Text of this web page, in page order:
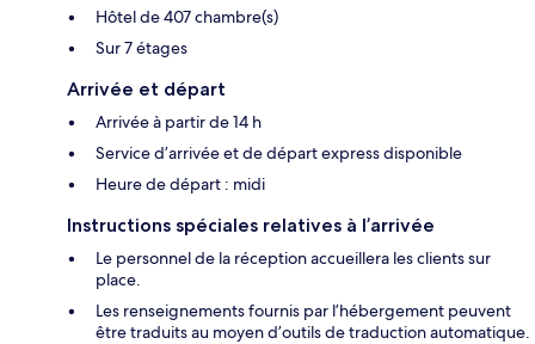
Hôtel de 407 chambre(s)
Sur 7 étages
Arrivée et départ
Arrivée à partir de 14 h
Service d’arrivée et de départ express disponible
Heure de départ : midi
Instructions spéciales relatives à l’arrivée
Le personnel de la réception accueillera les clients sur
place.
Les renseignements fournis par l’hébergement peuvent
être traduits au moyen d’outils de traduction automatique.